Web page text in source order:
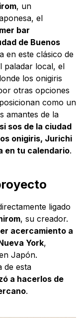
, un
el
bar
de Buenos
en este clásico de
paladar local, el
los onigiris
otras opciones
como un
amantes de la
si sos de la ciudad
onigiris, Jurichi
en tu calendario.
ligado
, su creador.
acercamiento a
York,
Japón.
de esta
a hacerlos de
.